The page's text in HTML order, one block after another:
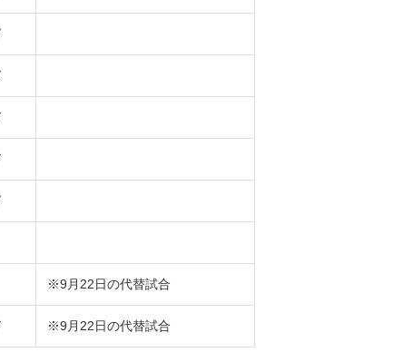
※9月22日の代替試合
※9月22日の代替試合